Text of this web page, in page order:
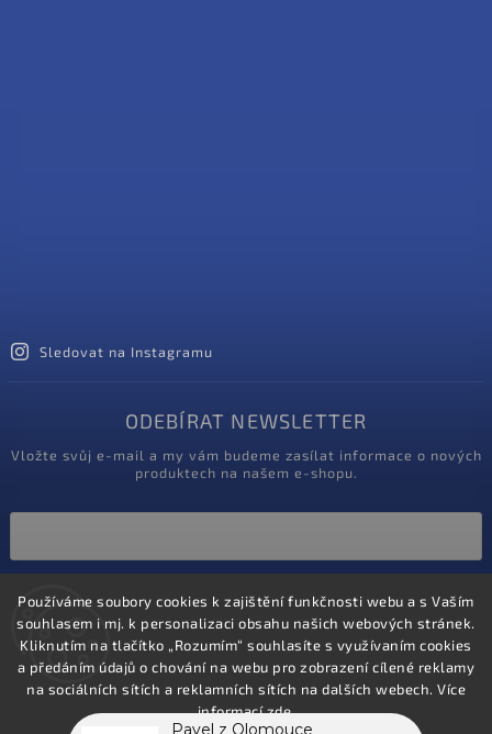
Používáme soubory cookies k zajištění funkčnosti webu a s Vaším
souhlasem i mj. k personalizaci obsahu našich webových stránek.
Kliknutím na tlačítko „Rozumím“ souhlasíte s využívaním cookies
a předáním údajů o chování na webu pro zobrazení cílené reklamy
na sociálních sítích a reklamních sítích na dalších webech. Více
informacízde.
Sledovat na Instagramu
ODEBÍRAT NEWSLETTER
Vložte svůj e-mail a my vám budeme zasílat informace o nových
produktech na našem e-shopu.
podmínkami ochrany osobních údajů
Přihlásit se
Pavel z Olomouce